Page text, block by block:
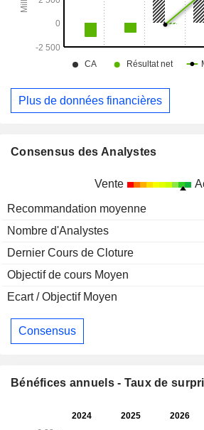
Plus de données financières
Consensus des Analystes
Vente
Recommandation moyenne
Nombre d'Analystes
Dernier Cours de Cloture
Objectif de cours Moyen
Ecart / Objectif Moyen
Consensus
Bénéfices annuels - Taux de